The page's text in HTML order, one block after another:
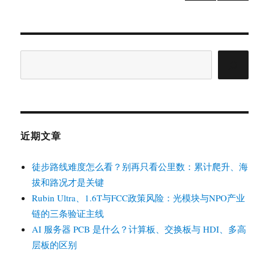
用
的
分
页
近期文章
徒步路线难度怎么看？别再只看公里数：累计爬升、海
拔和路况才是关键
Rubin Ultra、1.6T与FCC政策风险：光模块与NPO产业
链的三条验证主线
AI 服务器 PCB 是什么？计算板、交换板与 HDI、多高
层板的区别